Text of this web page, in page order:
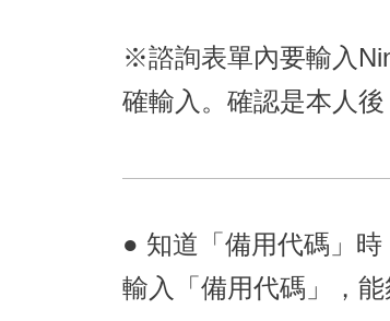
※諮詢表單內要輸入
確輸入。確認是本人後
● 知道「備用代碼」時
輸入「備用代碼」，能